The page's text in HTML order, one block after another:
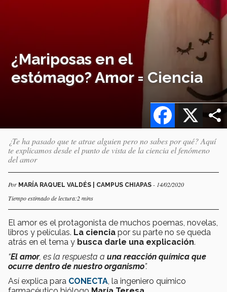
¿Mariposas en el
estómago? Amor = Ciencia
X
Facebook
¿Te ha pasado que te atrae alguien pero no sabes por qué? Aquí
te explicamos desde el punto de vista de la ciencia el fenómeno
del amor
Por MARÍA RAQUEL VALDÉS | CAMPUS CHIAPAS - 14/02/2020
Tiempo estimado de lectura:2 mins
El amor es el protagonista de muchos poemas, novelas,
libros y películas. La ciencia por su parte no se queda
atrás en el tema y busca darle una explicación.
“El amor, es la respuesta a una reacción química que
ocurre dentro de nuestro organismo”.
Así explica para CONECTA , la ingeniero químico